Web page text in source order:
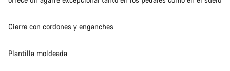
Cierre con cordones y enganches
Plantilla moldeada